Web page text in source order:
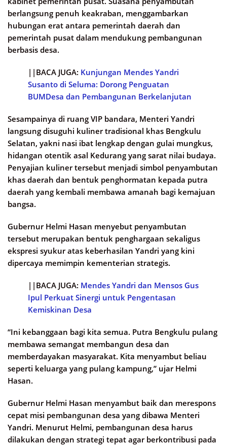
berlangsung penuh keakraban, menggambarkan
hubungan erat antara pemerintah daerah dan
pemerintah pusat dalam mendukung pembangunan
berbasis desa.
||BACA JUGA: Kunjungan Mendes Yandri
Susanto di Seluma: Dorong Penguatan
BUMDesa dan Pembangunan Berkelanjutan
Sesampainya di ruang VIP bandara, Menteri Yandri
langsung disuguhi kuliner tradisional khas Bengkulu
Selatan, yakni nasi ibat lengkap dengan gulai mungkus,
hidangan otentik asal Kedurang yang sarat nilai budaya.
Penyajian kuliner tersebut menjadi simbol penyambutan
khas daerah dan bentuk penghormatan kepada putra
daerah yang kembali membawa amanah bagi kemajuan
bangsa.
Gubernur Helmi Hasan menyebut penyambutan
tersebut merupakan bentuk penghargaan sekaligus
ekspresi syukur atas keberhasilan Yandri yang kini
dipercaya memimpin kementerian strategis.
||BACA JUGA: Mendes Yandri dan Mensos Gus
Ipul Perkuat Sinergi untuk Pengentasan
Kemiskinan Desa
“Ini kebanggaan bagi kita semua. Putra Bengkulu pulang
membawa semangat membangun desa dan
memberdayakan masyarakat. Kita menyambut beliau
seperti keluarga yang pulang kampung,” ujar Helmi
Hasan.
Gubernur Helmi Hasan menyambut baik dan merespons
cepat misi pembangunan desa yang dibawa Menteri
Yandri. Menurut Helmi, pembangunan desa harus
dilakukan dengan strategi tepat agar berkontribusi pada